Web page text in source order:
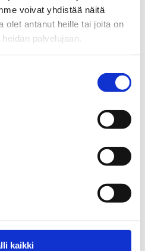
voivat yhdistää näitä
olet antanut heille tai joita on
palvelujaan.
kaikki
0,00€
julistesarja ja tarrat